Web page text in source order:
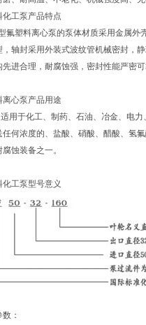
化工泵产品特点
氟塑料离心泵的泵体材质采用金属外
，轴封采用外装式波纹管机械密封，
先进合理，耐腐蚀强，密封性能严密
离心泵产品用途
用于化工、制药、石油、冶金、电
任何浓度的、盐酸、硝酸、醋酸、氢
蚀装备之一。
化工泵型号意义
：